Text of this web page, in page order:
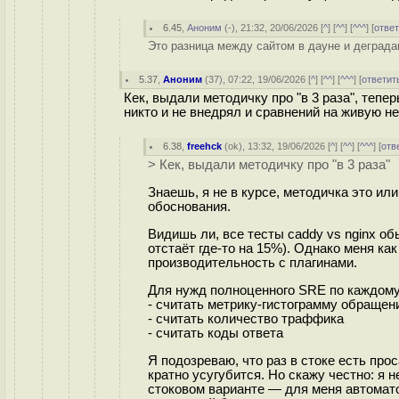
6.45 ,Аноним (-), 21:32, 20/06/2026 [^] [^^] [^^^] [
Это разница между сайтом в дауне и
5.37 ,Аноним (37), 07:22, 19/06/2026 [^] [^^] [^^^] [
Кек, выдали методичку про "в 3 раза",
никто и не внедрял и сравнений на живую
6.38 ,freehck (ok), 13:32, 19/06/2026 [^] [^^] [^^^] [
> Кек, выдали методичку про "в 3 раза"
Знаешь, я не в курсе, методичка это
обоснования.
Видишь ли, все тесты caddy vs nginx
отстаёт где-то на 15%). Однако меня
производительность с плагинами.
Для нужд полноценного SRE по
- считать метрику-гистограмму
- считать количество траффика
- считать коды ответа
Я подозреваю, что раз в стоке есть
кратно усугубится. Но скажу честно: я
стоковом варианте — для меня